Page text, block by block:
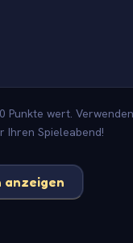
wert.
Ihren Spieleabend!
anzeigen